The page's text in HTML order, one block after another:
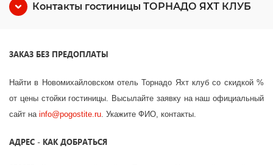
Контакты гостиницы ТОРНАДО ЯХТ КЛУБ
ЗАКАЗ БЕЗ ПРЕДОПЛАТЫ
Найти в Новомихайловском отель Торнадо Яхт клуб со скидкой %
от цены стойки гостиницы. Высылайте заявку на наш официальный
сайт на info@pogostite.ru. Укажите ФИО, контакты.
АДРЕС - КАК ДОБРАТЬСЯ